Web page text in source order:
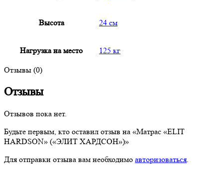
Высота 24 см
Нагрузка на место 125 кг
Отзывы (0)
Отзывы
Отзывов пока нет.
Будьте первым, кто оставил отзыв на «Матрас «ELIT
HARDSON» («ЭЛИТ ХАРДСОН»)»
Для отправки отзыва вам необходимо авторизоваться.